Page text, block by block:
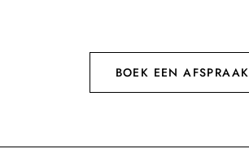
BOEK EEN AFSPRAAK